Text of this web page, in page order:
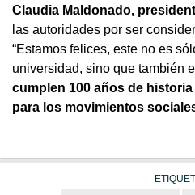
Claudia Maldonado,
las autoridades por ser
“Estamos felices, este no es
universidad, sino que también
cumplen 100 años de
para los movimientos